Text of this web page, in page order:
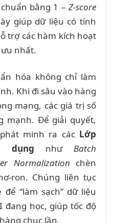
bằng 1 – Z-score
giúp dữ liệu có tính
trợ các hàm kích hoạt
nhất.
hóa không chỉ làm
Khi đi sâu vào hàng
mạng, các giá trị số
mạnh. Để giải quyết,
minh ra các Lớp
dụng như Batch
Normalization chèn
ron. Chúng liên tục
“làm sạch” dữ liệu
học, giúp tốc độ
chục lần.